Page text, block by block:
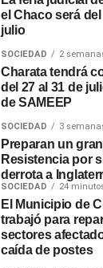
el Chaco será del
julio
SOCIEDAD 2
Charata tendrá
del 27 al 31 de
de SAMEEP
SOCIEDAD 3
Preparan un
Resistencia por
derrota a
SOCIEDAD 24
El Municipio de
trabajó para
sectores
caída de postes